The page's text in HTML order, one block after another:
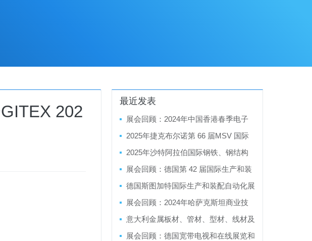
202
最近发表
展会回顾：2024年中国香港春季电子
产品展暨香港春季电子产品展
2025年捷克布尔诺第 66 届MSV 国际
工业博览会
2025年沙特阿拉伯国际钢铁、钢结构
制造、金属成型及精加工展览会
展会回顾：德国第 42 届国际生产和装
配自动化展览会Motek/Bondexpo 2024
德国斯图加特国际生产和装配自动化展
览会 Motek/Bondexpo 2025
展会回顾：2024年哈萨克斯坦商业技
术博览会
意大利金属板材、管材、型材、线材及
金属结构加工机械及设备展览会LAMIER
展会回顾：德国宽带电视和在线展览和